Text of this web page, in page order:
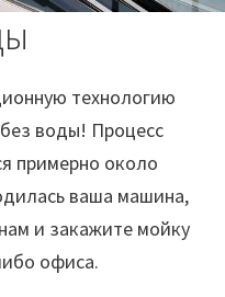
технологию
воды! Процесс
примерно около
ваша машина,
и закажите мойку
офиса.